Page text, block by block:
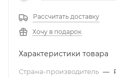
Рассчитать доставку
Хочу в подарок
Характеристики товара
Страна-производитель —